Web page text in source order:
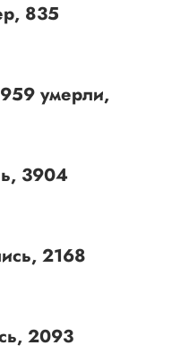
835
умерли,
3904
2168
2093